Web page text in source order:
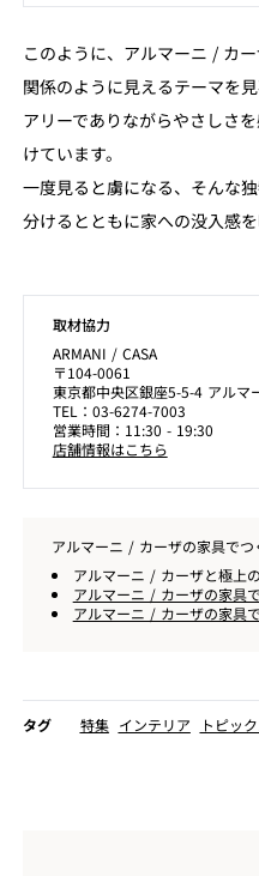
このように、アルマーニ / カ
関係のように見えるテーマを
アリーでありながらやさしさ
けています。
一度見ると虜になる、そんな
分けるとともに家への没入感
取材協力
ARMANI / CASA
〒104-0061
東京都中央区銀座5-5-4 アルマ
TEL：03-6274-7003
営業時間：11:30 - 19:30
店舗情報はこちら
アルマーニ / カーザの家具でつ
アルマーニ / カーザと極上
アルマーニ / カーザの家具
アルマーニ / カーザの家具
タグ 特集 インテリア トピッ